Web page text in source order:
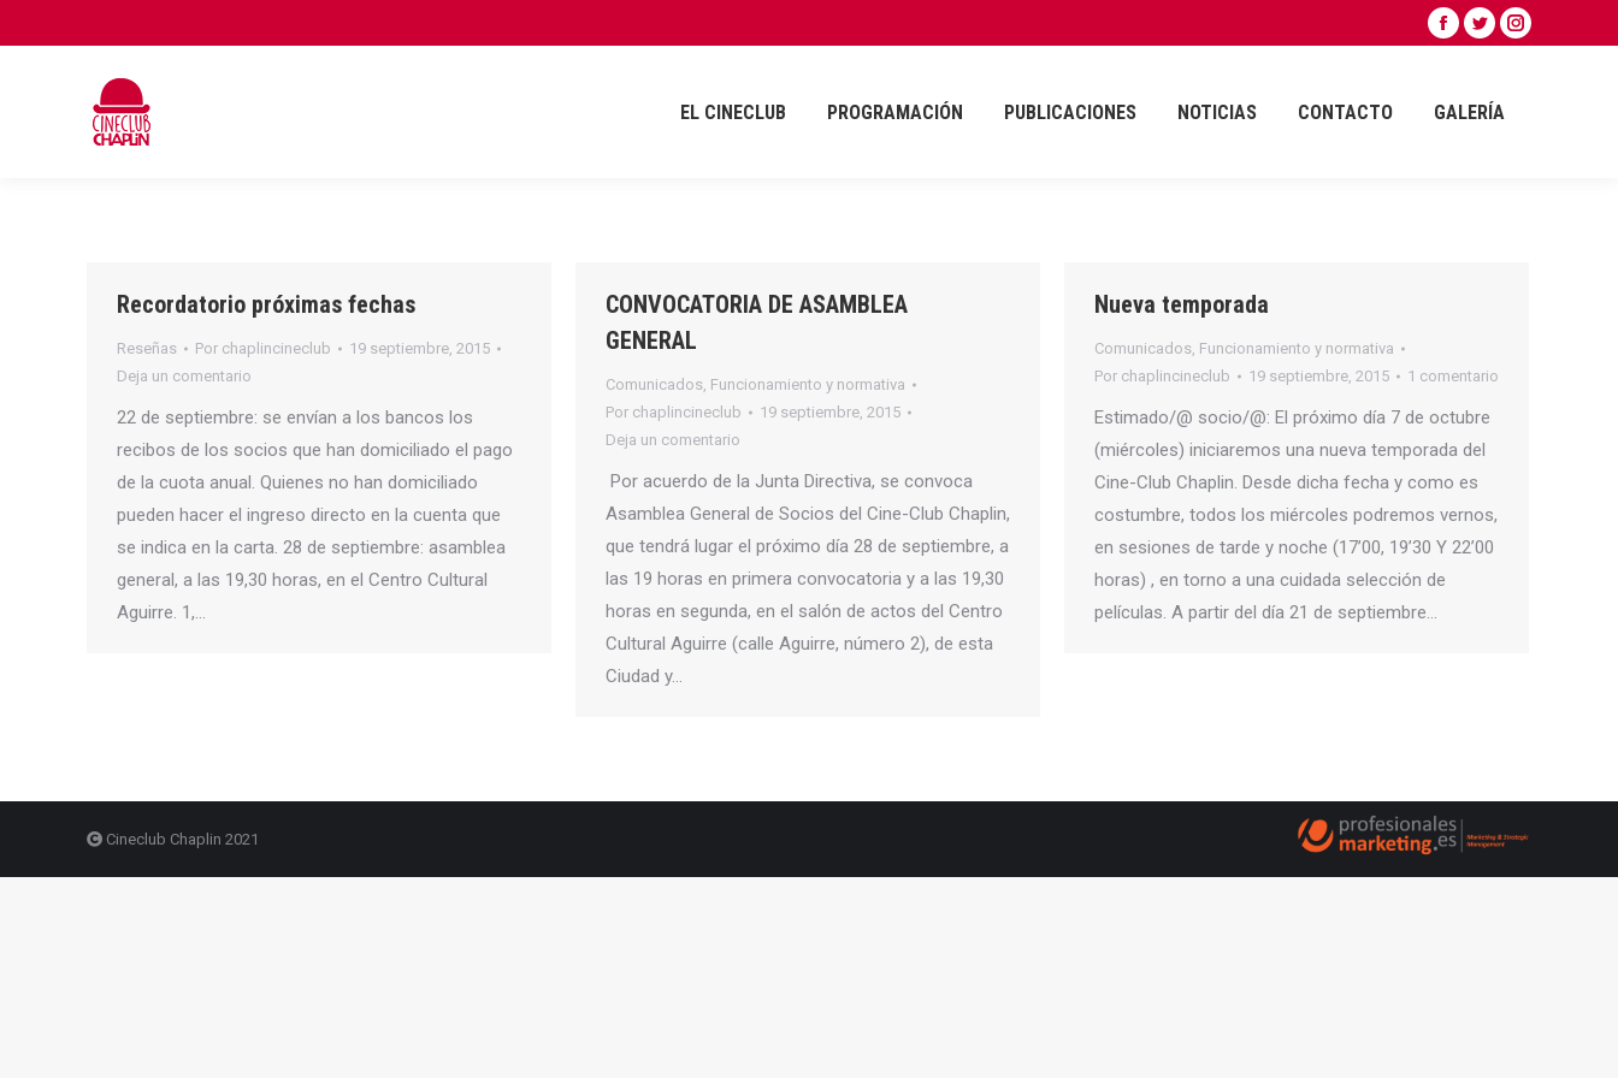
Facebook
opens
Twitter
opens
Instagram
EL CINECLUB PROGRAMACIÓN PUBLICACIONES NOTICIAS CONTACTO GALERÍA
Recordatorio próximas fechas
Reseñas Por chaplincineclub
19 septiembre, 2015
Deja un comentario
22 de septiembre: se envían a los bancos los
recibos de los socios que han domiciliado el pago
de la cuota anual. Quienes no han domiciliado
pueden hacer el ingreso directo en la cuenta que
se indica en la carta. 28 de septiembre: asamblea
general, a las 19,30 horas, en el Centro Cultural
Aguirre. 1,…
CONVOCATORIA DE ASAMBLEA
GENERAL
Comunicados, Funcionamiento y normativa
Por chaplincineclub
19 septiembre, 2015
Deja un comentario
​Por acuerdo de la Junta Directiva, se convoca
Asamblea General de Socios del Cine-Club Chaplin,
que tendrá lugar el próximo día 28 de septiembre, a
las 19 horas en primera convocatoria y a las 19,30
horas en segunda, en el salón de actos del Centro
Cultural Aguirre (calle Aguirre, número 2), de esta
Ciudad y…
Nueva temporada
Comunicados, Funcionamiento y normativa
Por chaplincineclub 19 septiembre, 2015 1 comentario
Estimado/@ socio/@: ​El próximo día 7 de octubre
(miércoles) iniciaremos una nueva temporada del
Cine-Club Chaplin. Desde dicha fecha y como es
costumbre, todos los miércoles podremos vernos,
en sesiones de tarde y noche (17’00, 19’30 Y 22’00
horas) , en torno a una cuidada selección de
películas.​ ​A partir del día 21 de septiembre…
Cineclub Chaplin 2021
EL CINECLUB PROGRAMACIÓN PUBLICACIONES NOTICIAS CONTACTO GALERÍA